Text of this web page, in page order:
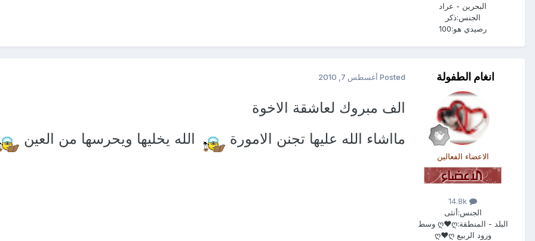
البحرين - عراد
الجنس:ذكر
رصيدي هو:100
انغام الطفولة
الاعضاء الفعالين
الجنس:أنثى
البلد - المنطقة:
ღ♥ღ وسط
ورود الربيع ღ♥ღ
Posted أغسطس 7, 2010
الف مبروك لعاشقة الاخوة
مااشاء الله عليها تجنن الامورة
الله يخليها ويحرسها من العين